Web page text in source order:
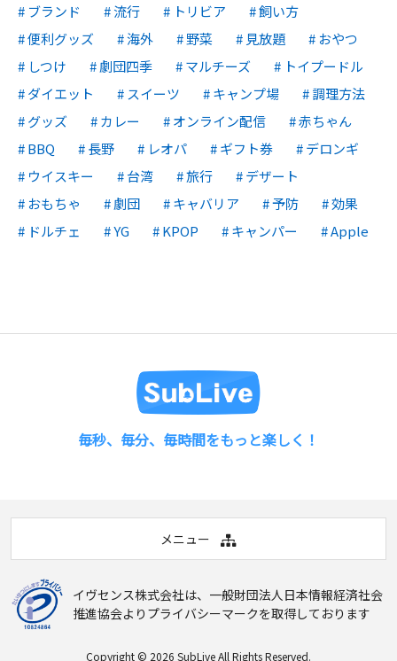
ブランド
流行 トリビア
飼い方
便利グッズ
海外 野菜 見放題
おやつ
しつけ
劇団四季 マルチーズ
トイプードル
ダイエット
スイーツ キャンプ場
調理方法
グッズ
カレー オンライン配信
赤ちゃん
BBQ
長野 レオパ ギフト券
デロンギ
ウイスキー
台湾 旅行
デザート
おもちゃ
劇団 キャバリア 予防
効果
ドルチェ
YG KPOP キャンパー Apple
毎秒、毎分、毎時間をもっと楽しく！
メニュー
イヴセンス株式会社は、 一般財団法人日本情報経済社会
推進協会よりプライバシーマークを取得しております
Copyright © 2026 SubLiveAll Rights Reserved.